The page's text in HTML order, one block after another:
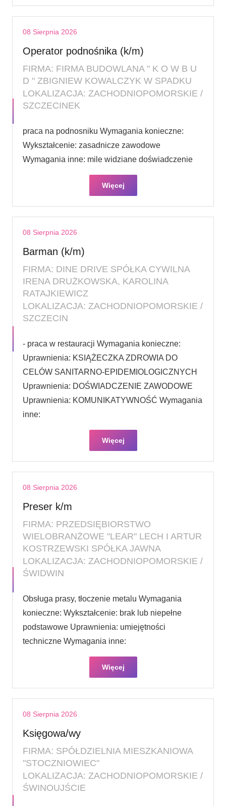
08 Sierpnia 2026
Operator podnośnika (k/m)
FIRMA: FIRMA BUDOWLANA " K O W B U
D " ZBIGNIEW KOWALCZYK W SPADKU
LOKALIZACJA: ZACHODNIOPOMORSKIE /
SZCZECINEK
praca na podnosniku Wymagania konieczne:
Wykształcenie: zasadnicze zawodowe
Wymagania inne: mile widziane doświadczenie
Więcej
08 Sierpnia 2026
Barman (k/m)
FIRMA: DINE DRIVE SPÓŁKA CYWILNA
IRENA DRUŻKOWSKA, KAROLINA
RATAJKIEWICZ
LOKALIZACJA: ZACHODNIOPOMORSKIE /
SZCZECIN
- praca w restauracji Wymagania konieczne:
Uprawnienia: KSIĄŻECZKA ZDROWIA DO
CELÓW SANITARNO-EPIDEMIOLOGICZNYCH
Uprawnienia: DOŚWIADCZENIE ZAWODOWE
Uprawnienia: KOMUNIKATYWNOŚĆ Wymagania
inne:
Więcej
08 Sierpnia 2026
Preser k/m
FIRMA: PRZEDSIĘBIORSTWO
WIELOBRANŻOWE "LEAR" LECH I ARTUR
KOSTRZEWSKI SPÓŁKA JAWNA
LOKALIZACJA: ZACHODNIOPOMORSKIE /
ŚWIDWIN
Obsługa prasy, tłoczenie metalu Wymagania
konieczne: Wykształcenie: brak lub niepełne
podstawowe Uprawnienia: umiejętności
techniczne Wymagania inne:
Więcej
08 Sierpnia 2026
Księgowa/wy
FIRMA: SPÓŁDZIELNIA MIESZKANIOWA
"STOCZNIOWIEC"
LOKALIZACJA: ZACHODNIOPOMORSKIE /
ŚWINOUJŚCIE